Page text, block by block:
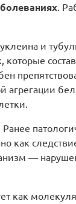
.
и
агрегации
как
—
как